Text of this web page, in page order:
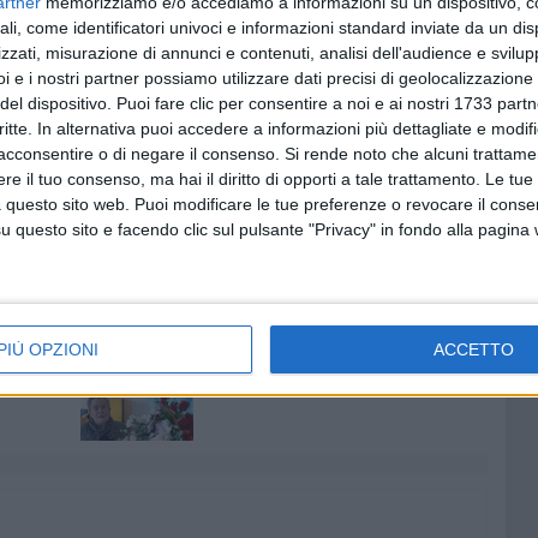
come identificatori univoci e informazioni standard inviate da un
misurazione di annunci e contenuti, analisi dell'audience e
e i nostri partner possiamo utilizzare dati precisi di
dispositivo. Puoi fare clic per consentire a noi e ai nostri 1733
In alternativa puoi accedere a informazioni più dettagliate e
o di negare il consenso. Si rende noto che alcuni
il tuo consenso, ma hai il diritto di opporti a tale trattamento. Le
sito web. Puoi modificare le tue preferenze o revocare il
questo sito e facendo clic sul pulsante "Privacy" in fondo alla pagina
OPZIONI ACCETTO
presentati nel corso di una tavola rotonda i
atleti. In particolare, durante l'incontro conclusivo, si
ed utenti, raccolte nella fase di"customer satisfaction"
del progetto siano stati effettivamente realizzati.
festa in cui ricordare i momenti più belli del
riflettere seriamente sui vantaggi significativi che lo
agli operatori nella gestione della disabilità mentale.
Giovinazzo festeggia i 100 anni